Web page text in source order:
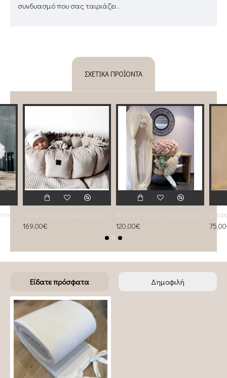
συνδυασμό που σας ταιριάζει .
ΣΧΕΤΙΚΆ ΠΡΟΪΌΝΤΑ
169,00€
120,00€
Είδατε πρόσφατα Δημοφιλή